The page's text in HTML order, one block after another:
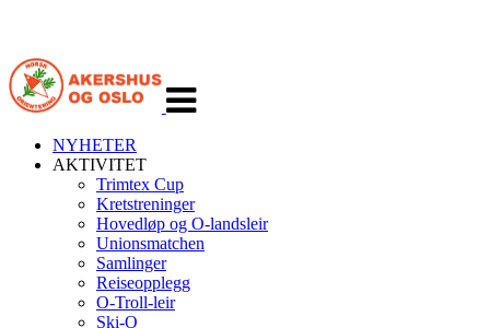
navigasjon
NYHETER
AKTIVITET
Trimtex Cup
Kretstreninger
Hovedløp og O-landsleir
Unionsmatchen
Samlinger
Reiseopplegg
O-Troll-leir
Ski-O